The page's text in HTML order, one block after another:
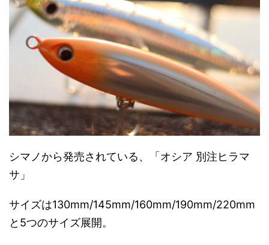
シマノから発売されている、「オシア 別注ヒラマ
サ」
サイズは130mm/145mm/160mm/190mm/220mm
と5つのサイズ展開。